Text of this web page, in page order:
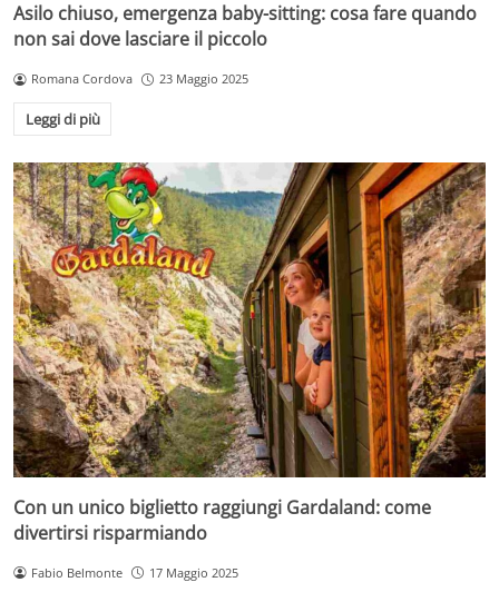
Asilo chiuso, emergenza baby-sitting: cosa fare quando
non sai dove lasciare il piccolo
Romana Cordova 23 Maggio 2025
Leggi di più
Con un unico biglietto raggiungi Gardaland: come
divertirsi risparmiando
Fabio Belmonte 17 Maggio 2025